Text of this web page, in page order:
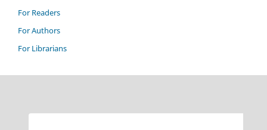
For Readers
For Authors
For Librarians